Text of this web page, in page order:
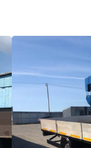
+7 (922) 027-57-27
Сотрудничество
Быстрая консультация
213-41-25@mail.ru